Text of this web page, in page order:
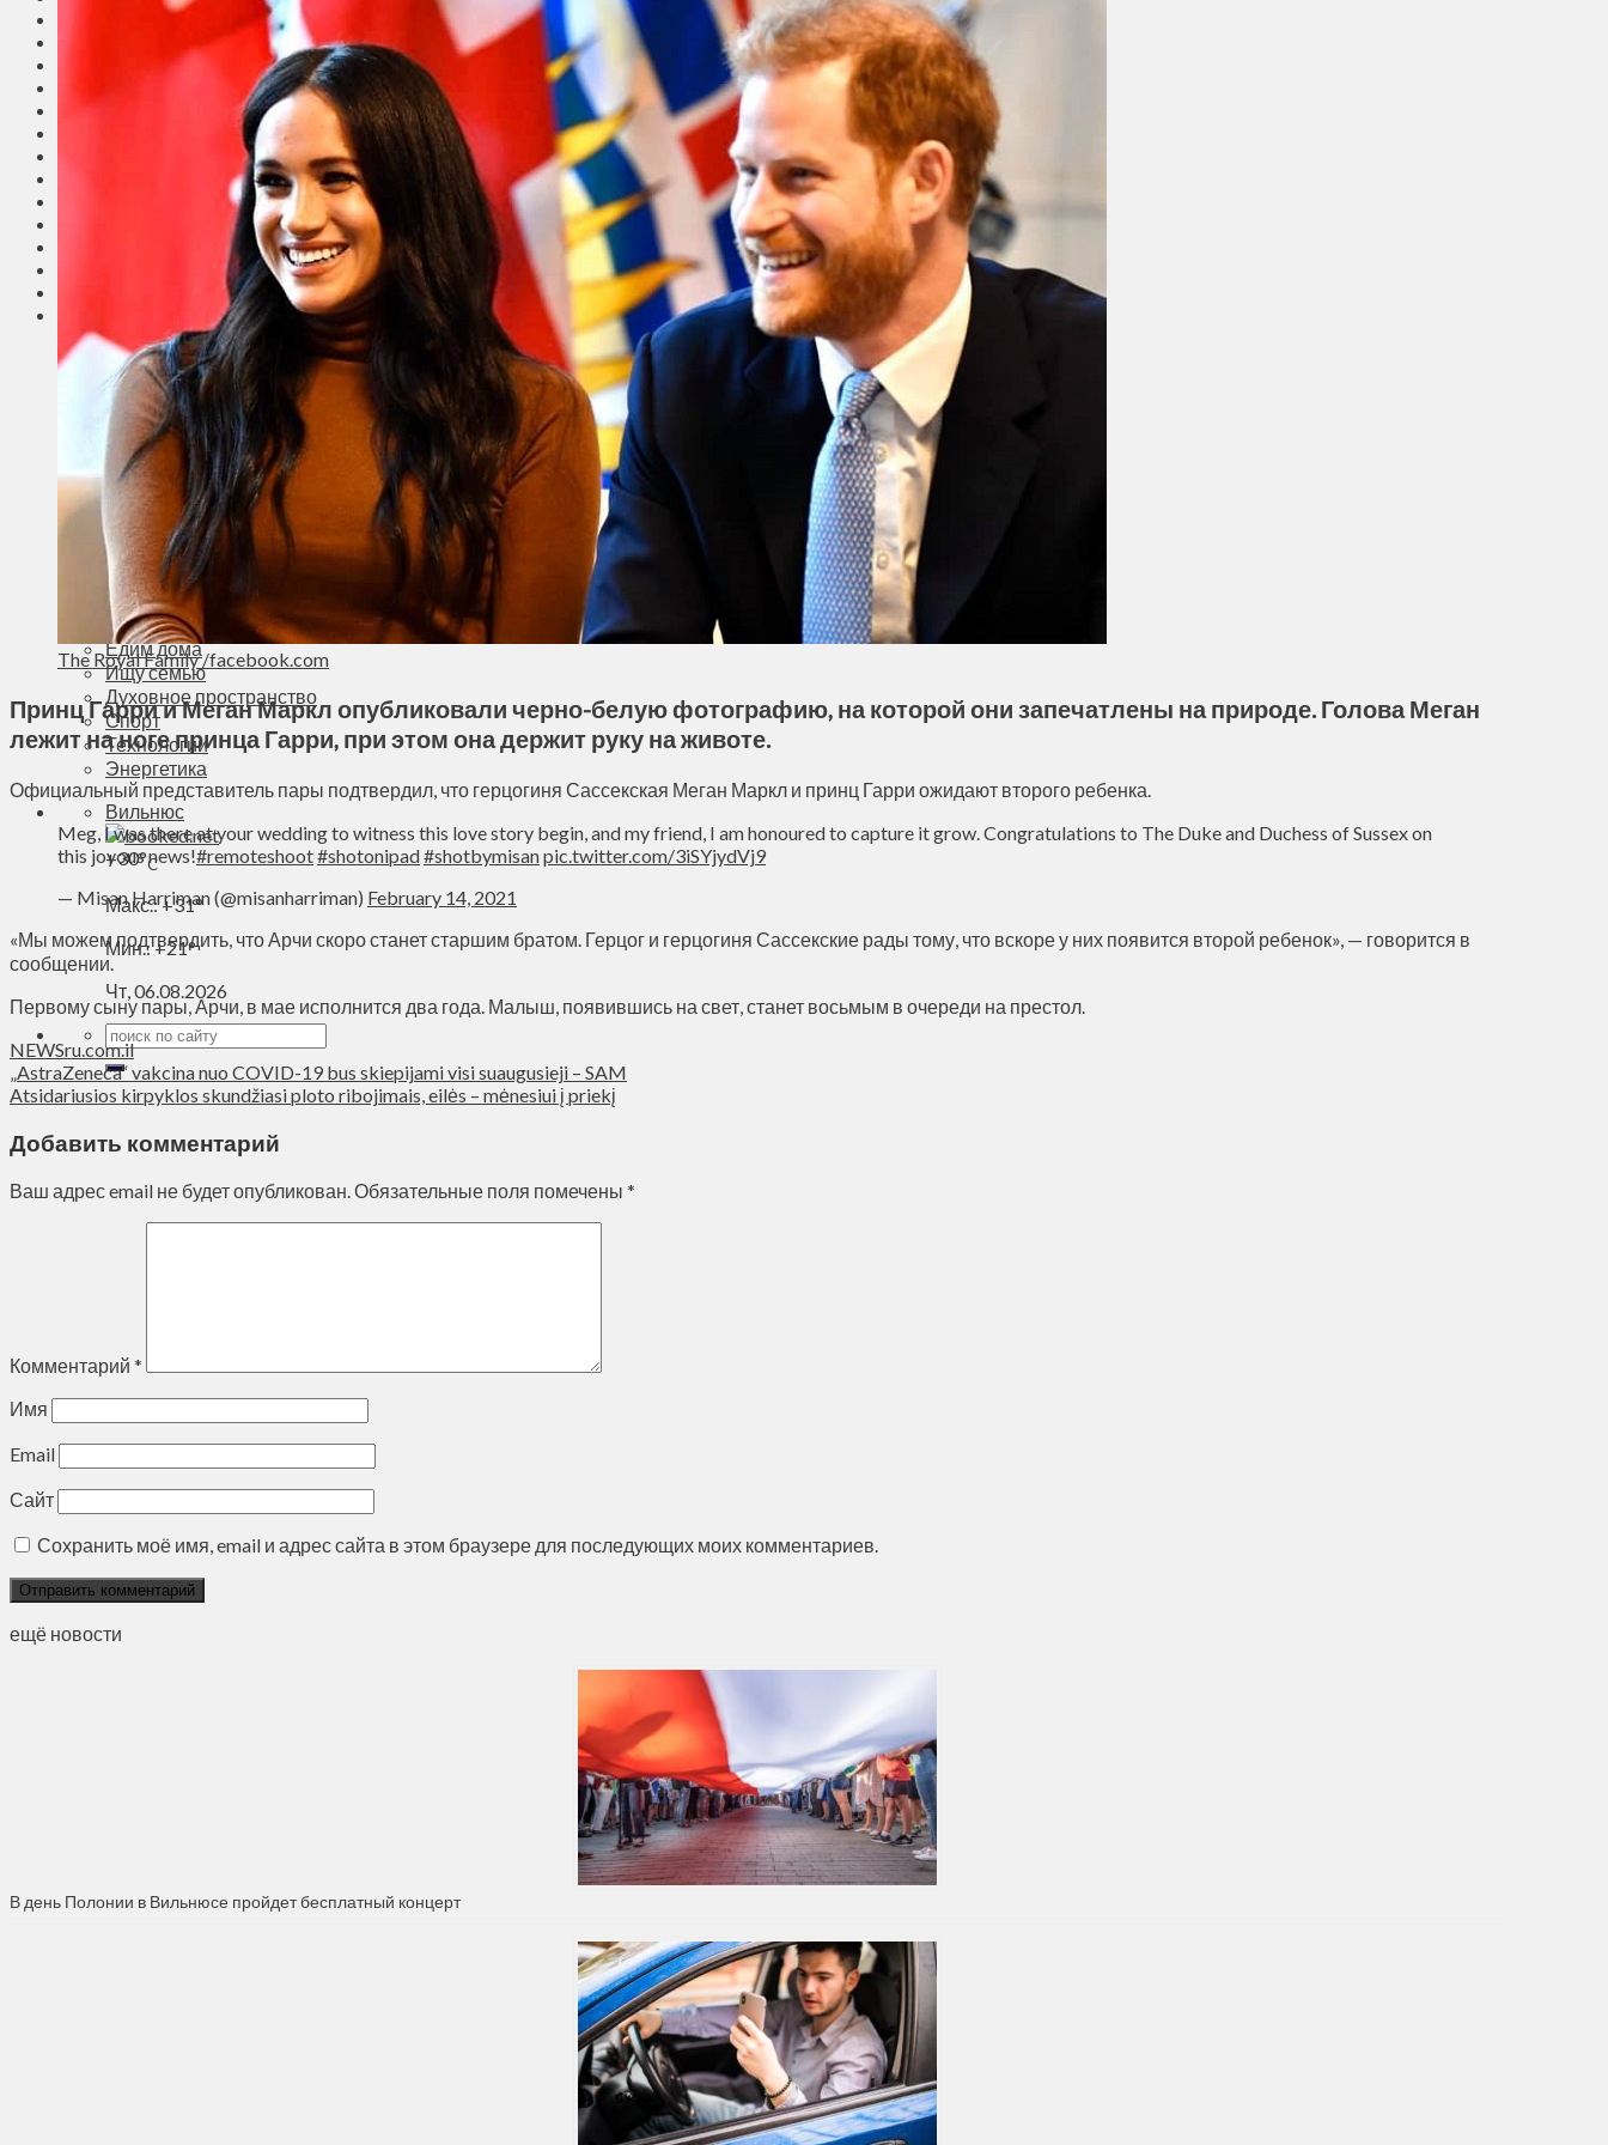
Висагинас
Фоторепортаж
Туризм
ЛК рекомендует
Сеньорам
Образование
Здравоохранение
Экология
Происшествия
Приграничье
Деньги
Визиты
Выборы
Агроновости
Едим дома
Ищу семью
Духовное пространство
Спорт
Технологии
Энергетика
Вильнюс
+30°C
Макс.:+31°
Мин.:+21°
Чт, 06.08.2026
The Royal Family /facebook.com
Принц Гарри и Меган Маркл опубликовали черно-белую фотографию, на которой они запечатлены на природе. Голова Меган
лежит на ноге принца Гарри, при этом она держит руку на животе.
Официальный представитель пары подтвердил, что герцогиня Сассекская Меган Маркл и принц Гарри ожидают второго ребенка.
Meg, I was there at your wedding to witness this love story begin, and my friend, I am honoured to capture it grow. Congratulations to The Duke and Duchess of Sussex on
this joyous news!#remoteshoot#shotonipad#shotbymisanpic.twitter.com/3iSYjydVj9
— Misan Harriman (@misanharriman) February 14, 2021
«Мы можем подтвердить, что Арчи скоро станет старшим братом. Герцог и герцогиня Сассекские рады тому, что вскоре у них появится второй ребенок», — говорится в
сообщении.
Первому сыну пары, Арчи, в мае исполнится два года. Малыш, появившись на свет, станет восьмым в очереди на престол.
NEWSru.com.il
„AstraZeneca“ vakcina nuo COVID-19 bus skiepijami visi suaugusieji – SAM
Atsidariusios kirpyklos skundžiasi ploto ribojimais, eilės – mėnesiui į priekį
Добавить комментарий
Ваш адрес email не будет опубликован.Обязательные поля помечены *
Комментарий *
Имя
Email
Сайт
Сохранить моё имя, email и адрес сайта в этом браузере для последующих моих комментариев.
ещё новости
В день Полонии в Вильнюсе пройдет бесплатный концерт